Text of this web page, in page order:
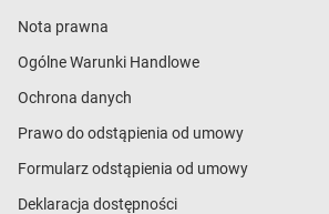
Nota prawna
Ogólne Warunki Handlowe
Ochrona danych
Prawo do odstąpienia od umowy
Formularz odstąpienia od umowy
Deklaracja dostępności